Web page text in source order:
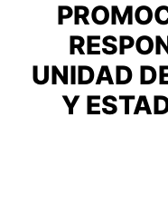
UNIDAD
Y